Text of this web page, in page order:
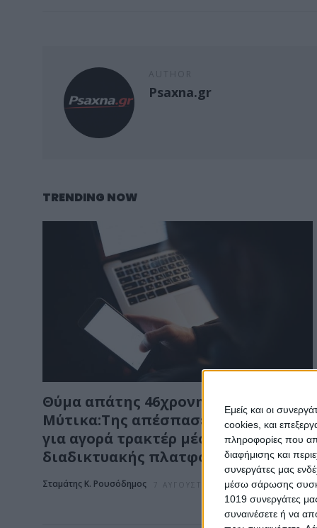
Εμείς και οι
cookies, και
πληροφορίες που
διαφήμισης και
συνεργάτες μας
μέσω σάρωσης
1019 συνεργάτες
συναινέσετε ή να
Psaxna.gr
TRENDING NOW
Θύμα απάτης 46χρονη από το
Μύτικα:Της απέσπασε 2.480 ευρώ
για αγορά τρακτέρ μέσω
διαδικτυακής πλατφόρμας
Σταμάτης Κ. Ρουσόδημος 7 ΑΥΓΟΎΣΤΟΥ 2026